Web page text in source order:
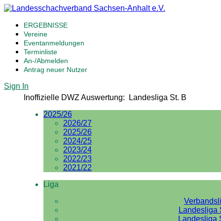
ERGEBNISSE
Vereine
Eventanmeldungen
Terminliste
An-/Abmelden
Antrag neuer Nutzer
Sign In
Inoffizielle DWZ Auswertung: Landesliga St. B
2025/26
2026/27
2025/26
2024/25
2023/24
2022/23
2021/22
Liga
Landesliga
Landesliga